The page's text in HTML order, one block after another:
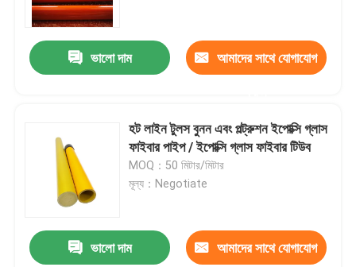
ভালো দাম আমাদের সাথে যোগাযোগ
হট লাইন টুলস বুনন এবং পল্ট্রুশন ইপোক্সি গ্লাস
ফাইবার পাইপ / ইপোক্সি গ্লাস ফাইবার টিউব
MOQ：50 মিটার/মিটার
মূল্য：Negotiate
ভালো দাম আমাদের সাথে যোগাযোগ